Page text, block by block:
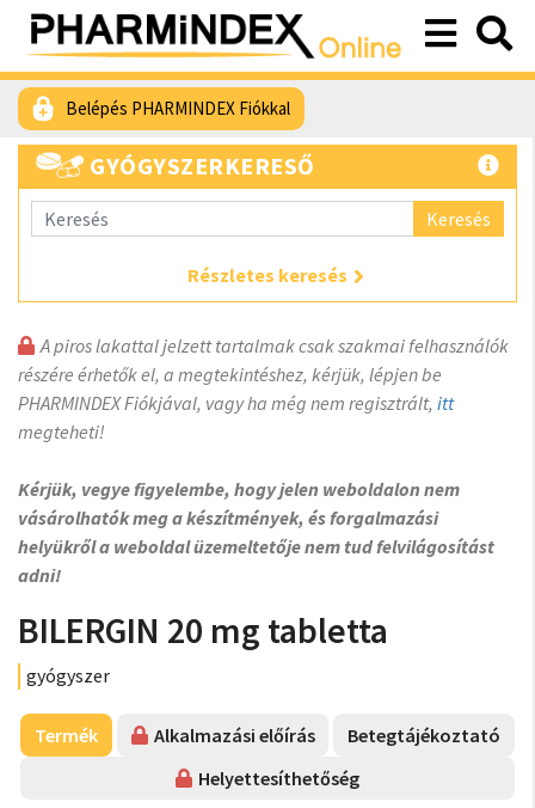
Belépés PHARMINDEX Fiókkal
GYÓGYSZERKERESŐ
Keresés
Részletes keresés
A piros lakattal jelzett tartalmak csak szakmai felhasználók
részére érhetők el, a megtekintéshez, kérjük, lépjen be
PHARMINDEX Fiókjával, vagy ha még nem regisztrált, itt
megteheti!
Kérjük, vegye figyelembe, hogy jelen weboldalon nem
vásárolhatók meg a készítmények, és forgalmazási
helyükről a weboldal üzemeltetője nem tud felvilágosítást
adni!
BILERGIN 20 mg tabletta
gyógyszer
Termék Alkalmazási előírás
Betegtájékoztató
Helyettesíthetőség